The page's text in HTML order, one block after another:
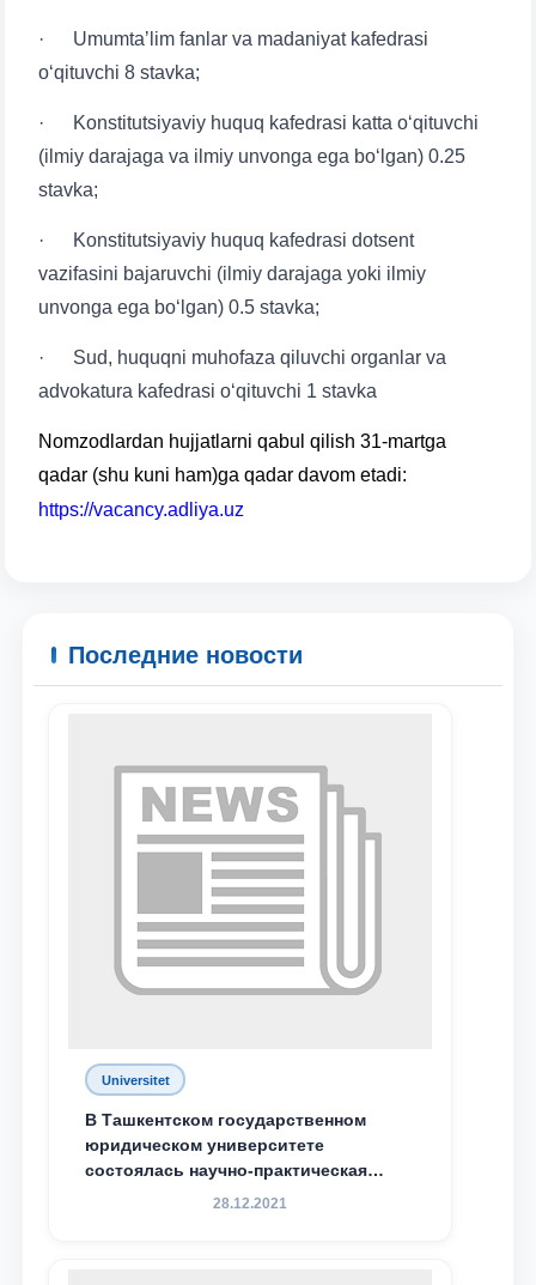
Ваш номер телефона
отправить
· Umumtaʼlim fanlar va madaniyat kafedrasi
o‘qituvchi 8 stavka;
· Konstitutsiyaviy huquq kafedrasi katta o‘qituvchi
(ilmiy darajaga va ilmiy unvonga ega bo‘lgan) 0.25
stavka;
· Konstitutsiyaviy huquq kafedrasi dotsent
vazifasini bajaruvchi (ilmiy darajaga yoki ilmiy
unvonga ega bo‘lgan) 0.5 stavka;
· Sud, huquqni muhofaza qiluvchi organlar va
advokatura kafedrasi o‘qituvchi 1 stavka
Nomzodlardan hujjatlarni qabul qilish 31-martga
qadar (shu kuni ham)ga qadar davom etadi:
https://vacancy.adliya.uz
Последние новости
Universitet
В Ташкентском государственном
юридическом университете
состоялась научно-практическая
конференция магистрантов
28.12.2021